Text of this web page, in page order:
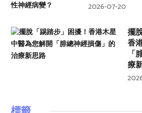
2026-07-20
擺
香
「
療